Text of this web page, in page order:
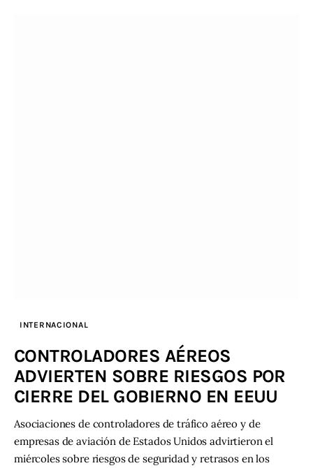
INTERNACIONAL
CONTROLADORES AÉREOS
ADVIERTEN SOBRE RIESGOS POR
CIERRE DEL GOBIERNO EN EEUU
Asociaciones de controladores de tráfico aéreo y de
empresas de aviación de Estados Unidos advirtieron el
miércoles sobre riesgos de seguridad y retrasos en los